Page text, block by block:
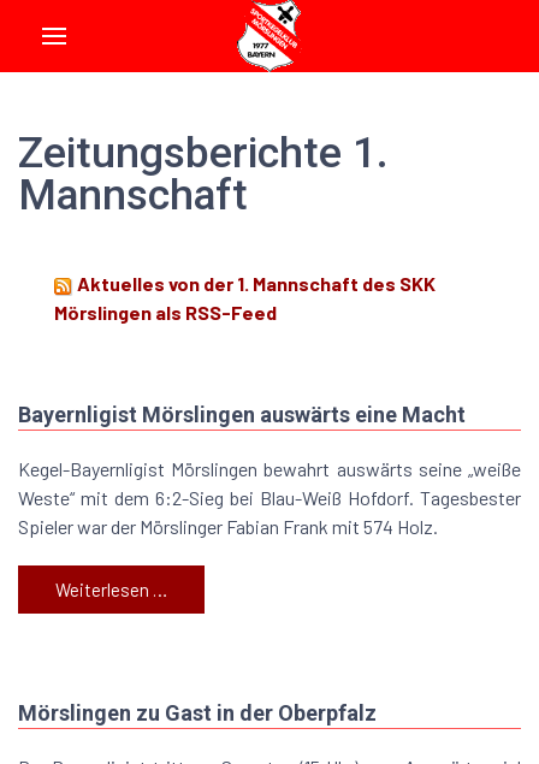
Zeitungsberichte 1.
Mannschaft
Aktuelles von der 1. Mannschaft des SKK
Mörslingen als RSS-Feed
Bayernligist Mörslingen auswärts eine Macht
Kegel-Bayernligist Mörslingen bewahrt auswärts seine „weiße
Weste“ mit dem 6:2-Sieg bei Blau-Weiß Hofdorf. Tagesbester
Spieler war der Mörslinger Fabian Frank mit 574 Holz.
Weiterlesen …
Mörslingen zu Gast in der Oberpfalz